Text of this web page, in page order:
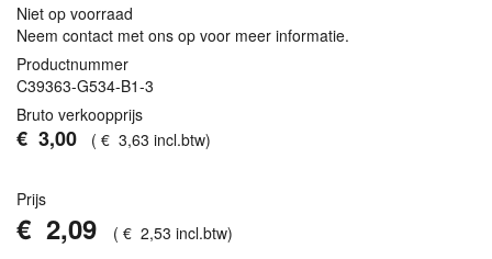
Niet op voorraad
Neem contact met ons op voor meer informatie.
Productnummer
C39363-G534-B1-3
Bruto verkoopprijs
€ 3,00 ( € 3,63 incl.btw)
Prijs
€ 2,09 ( € 2,53 incl.btw)